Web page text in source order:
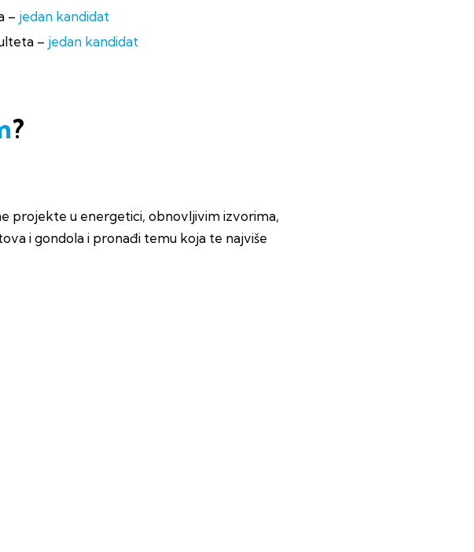
– jedan kandidat
– jedan kandidat
?
projekte u energetici, obnovljivim izvorima,
i gondola i pronađi temu koja te najviše